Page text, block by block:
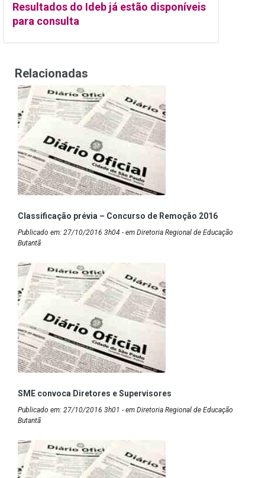
Resultados do Ideb já estão disponíveis
para consulta
Relacionadas
Classificação prévia – Concurso de Remoção 2016
Publicado em: 27/10/2016 3h04 - em Diretoria Regional de Educação
Butantã
SME convoca Diretores e Supervisores
Publicado em: 27/10/2016 3h01 - em Diretoria Regional de Educação
Butantã